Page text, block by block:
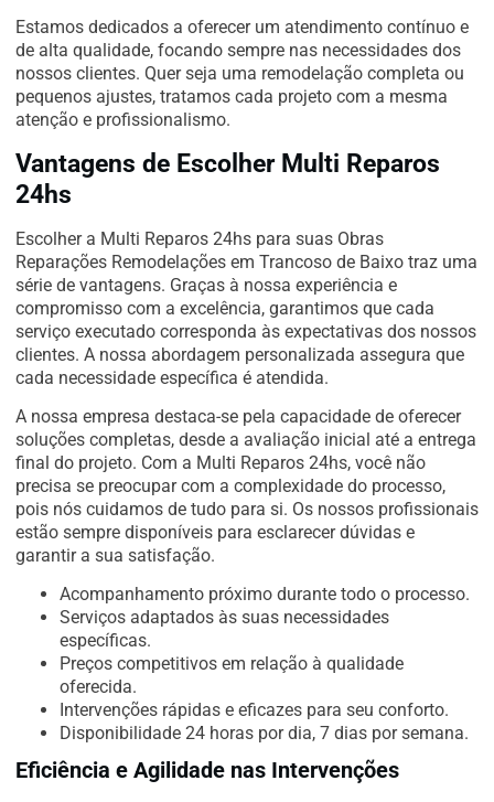
Estamos dedicados a oferecer um atendimento contínuo e
de alta qualidade, focando sempre nas necessidades dos
nossos clientes. Quer seja uma remodelação completa ou
pequenos ajustes, tratamos cada projeto com a mesma
atenção e profissionalismo.
Vantagens de Escolher Multi Reparos
24hs
Escolher a Multi Reparos 24hs para suas Obras
Reparações Remodelações em Trancoso de Baixo traz uma
série de vantagens. Graças à nossa experiência e
compromisso com a excelência, garantimos que cada
serviço executado corresponda às expectativas dos nossos
clientes. A nossa abordagem personalizada assegura que
cada necessidade específica é atendida.
A nossa empresa destaca-se pela capacidade de oferecer
soluções completas, desde a avaliação inicial até a entrega
final do projeto. Com a Multi Reparos 24hs, você não
precisa se preocupar com a complexidade do processo,
pois nós cuidamos de tudo para si. Os nossos profissionais
estão sempre disponíveis para esclarecer dúvidas e
garantir a sua satisfação.
Acompanhamento próximo durante todo o processo.
Serviços adaptados às suas necessidades
específicas.
Preços competitivos em relação à qualidade
oferecida.
Intervenções rápidas e eficazes para seu conforto.
Disponibilidade 24 horas por dia, 7 dias por semana.
Eficiência e Agilidade nas Intervenções